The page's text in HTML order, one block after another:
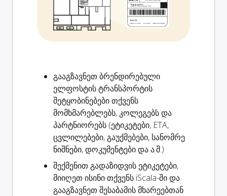
გააგზავნეთ ბრენდირებული
ელფოსტისტრანსპორტის
შეტყობინებებითქვენს
მომხმარებლებს, კოლეგებს და
პარტნიორებს (ეტიკეტები, ETA,
ცვლილებები, გაუქმებები, სანომრე
ნიშნები, დოკუმენტები და ა.შ.)
შექმენით გადაზიდვის ეტიკეტები,
მიიღეთ ისინი თქვენს iScala-ში და
გააგზავნეთ შესაბამის მხარეებთან